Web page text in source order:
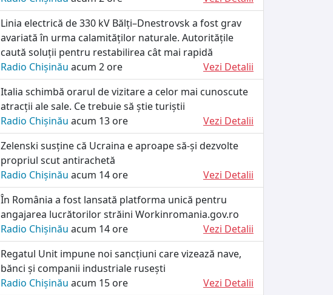
Linia electrică de 330 kV Bălți–Dnestrovsk a fost grav
avariată în urma calamităților naturale. Autoritățile
caută soluții pentru restabilirea cât mai rapidă
Radio Chișinău acum 2 ore
Vezi Detalii
Italia schimbă orarul de vizitare a celor mai cunoscute
atracții ale sale. Ce trebuie să știe turiștii
Radio Chișinău acum 13 ore
Vezi Detalii
Zelenski susține că Ucraina e aproape să-și dezvolte
propriul scut antirachetă
Radio Chișinău acum 14 ore
Vezi Detalii
În România a fost lansată platforma unică pentru
angajarea lucrătorilor străini Workinromania.gov.ro
Radio Chișinău acum 14 ore
Vezi Detalii
Regatul Unit impune noi sancțiuni care vizează nave,
bănci și companii industriale rusești
Radio Chișinău acum 15 ore
Vezi Detalii